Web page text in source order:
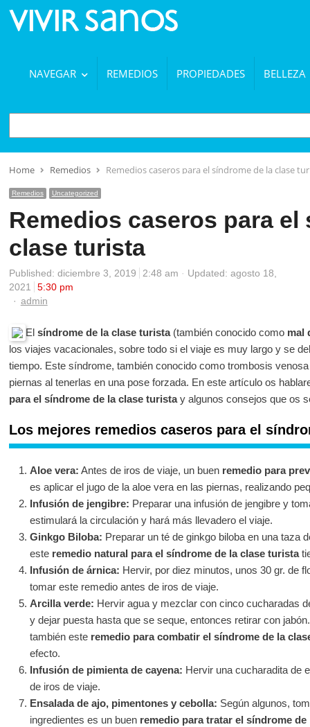
NAVEGAR REMEDIOS PROPIEDADES BELLEZA
BUSCAR
Home Remedios Remedios caseros para el síndrome de la clase
Remedios Uncategorized
Remedios caseros para el
clase turista
Published: diciembre 3, 2019 2:48 am
Updated: agosto 18,
2021
5:30 pm
Author
admin
El síndrome de la clase turista(también conocido como mal
los viajes vacacionales, sobre todo si el viaje es muy largo y se
tiempo. Este síndrome, también conocido como trombosis
piernas al tenerlas en una pose forzada. En este artículo os
para el síndrome de la clase turistay algunos consejos que os
Los mejores remedios caseros para el
Aloe vera: Antes de iros de viaje, un buen remedio para
es aplicar el jugo de la aloe vera en las piernas, realizando
Infusión de jengibre: Preparar una infusión de jengibre y
estimulará la circulación y hará más llevadero el viaje.
Ginkgo Biloba: Preparar un té de ginkgo biloba en una taza
este remedio natural para el síndrome de la clase turista
Infusión de árnica: Hervir, por diez minutos, unos 30 gr. de
tomar este remedio antes de iros de viaje.
Arcilla verde: Hervir agua y mezclar con cinco cucharadas
y dejar puesta hasta que se seque, entonces retirar con
también este remedio para combatir el síndrome de la
efecto.
Infusión de pimienta de cayena: Hervir una cucharadita de
de iros de viaje.
Ensalada de ajo, pimentones y cebolla: Según algunos,
ingredientes es un buen remedio para tratar el síndrome